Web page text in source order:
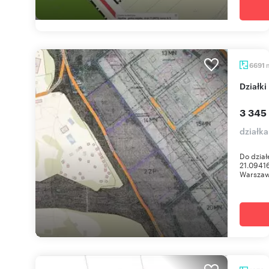
6691
3 345
Do